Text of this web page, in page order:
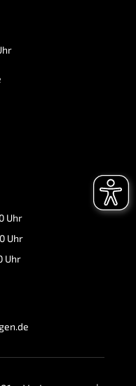
Uhr
Uhr
Uhr